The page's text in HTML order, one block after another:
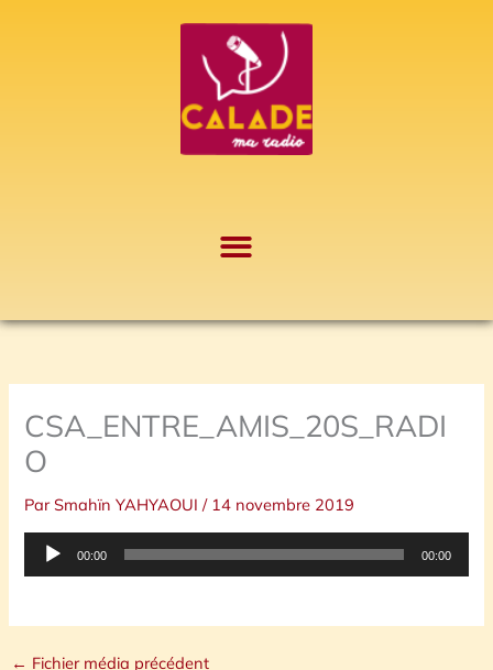
CSA_ENTRE_AMIS_20S_RADI
O
ParSmahïn YAHYAOUI/ 14 novembre 2019
Lecteur
00:00 00:00
← Fichier média précédent